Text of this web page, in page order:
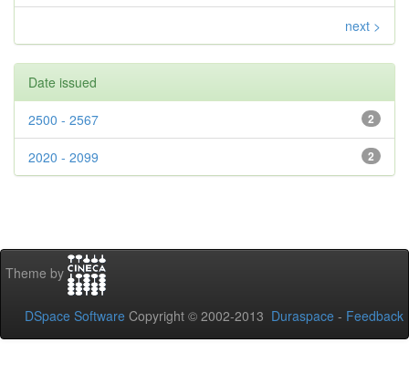
next >
Date issued
2
2500 - 2567
2
2020 - 2099
Theme by
DSpace Software Copyright © 2002-2013 Duraspace - Feedback